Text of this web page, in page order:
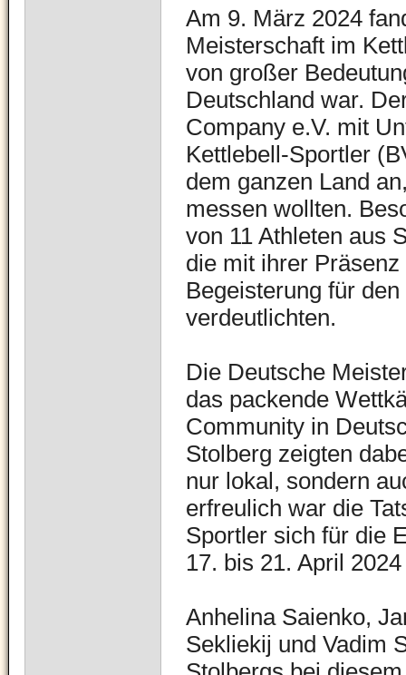
Am 9. März 2024
Meisterschaft im
von großer
Deutschland war.
Company e.V. mit
Kettlebell-Sportler
dem ganzen Land
messen wollten.
von 11 Athleten aus
die mit ihrer
Begeisterung für
verdeutlichten.
Die Deutsche
das packende
Community in
Stolberg zeigten
nur lokal, sondern
erfreulich war die
Sportler sich für die
17. bis 21. April
Anhelina Saienko,
Sekliekij und Vadim